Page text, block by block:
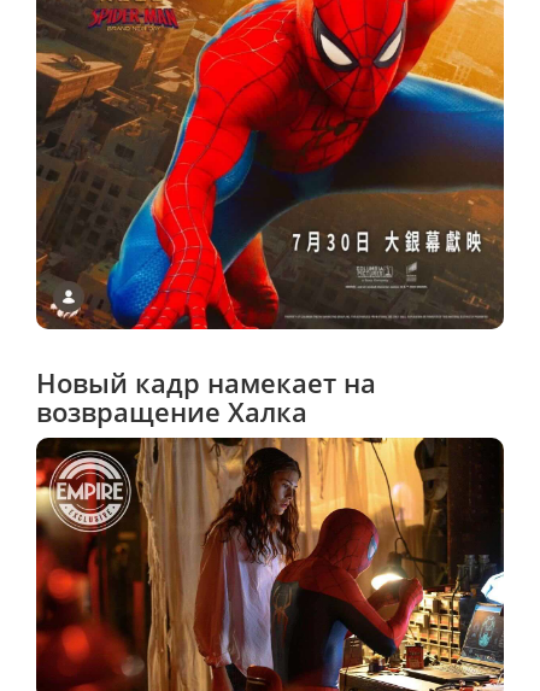
Новый кадр намекает на
возвращение Халка